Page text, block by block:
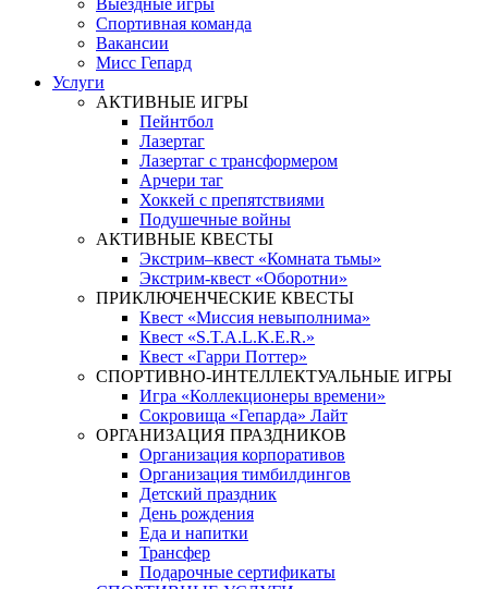
Выездные игры
Спортивная команда
Вакансии
Мисс Гепард
Услуги
АКТИВНЫЕ ИГРЫ
Пейнтбол
Лазертаг
Лазертаг с трансформером
Арчери таг
Хоккей с препятствиями
Подушечные войны
АКТИВНЫЕ КВЕСТЫ
Экстрим–квест «Комната тьмы»
Экстрим-квест «Оборотни»
ПРИКЛЮЧЕНЧЕСКИЕ КВЕСТЫ
Квест «Миссия невыполнима»
Квест «S.T.A.L.K.E.R.»
Квест «Гарри Поттер»
СПОРТИВНО-ИНТЕЛЛЕКТУАЛЬНЫЕ ИГРЫ
Игра «Коллекционеры времени»
Сокровища «Гепарда» Лайт
ОРГАНИЗАЦИЯ ПРАЗДНИКОВ
Организация корпоративов
Организация тимбилдингов
Детский праздник
День рождения
Еда и напитки
Трансфер
Подарочные сертификаты